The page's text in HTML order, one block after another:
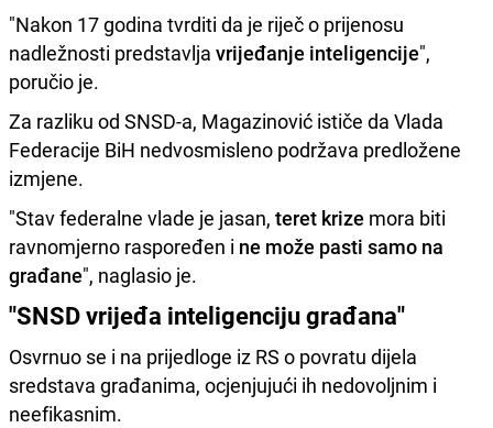
"Nakon 17 godina tvrditi da je riječ o prijenosu
nadležnosti predstavlja vrijeđanje inteligencije",
poručio je.
Za razliku od SNSD-a, Magazinović ističe da Vlada
Federacije BiH nedvosmisleno podržava predložene
izmjene.
"Stav federalne vlade je jasan, teret krize mora biti
ravnomjerno raspoređen i ne može pasti samo na
građane", naglasio je.
"SNSD vrijeđa inteligenciju građana"
Osvrnuo se i na prijedloge iz RS o povratu dijela
sredstava građanima, ocjenjujući ih nedovoljnim i
neefikasnim.